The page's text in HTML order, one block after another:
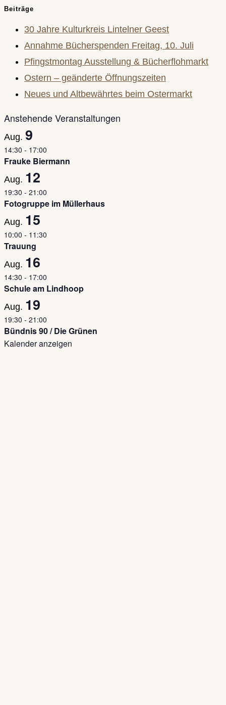
Beiträge
30 Jahre Kulturkreis Lintelner Geest
Annahme Bücherspenden Freitag, 10. Juli
Pfingstmontag Ausstellung & Bücherflohmarkt
Ostern – geänderte Öffnungszeiten
Neues und Altbewährtes beim Ostermarkt
Anstehende Veranstaltungen
Aug. 9
14:30 - 17:00
Frauke Biermann
Aug. 12
19:30 - 21:00
Fotogruppe im Müllerhaus
Aug. 15
10:00 - 11:30
Trauung
Aug. 16
14:30 - 17:00
Schule am Lindhoop
Aug. 19
19:30 - 21:00
Bündnis 90 / Die Grünen
Kalender anzeigen